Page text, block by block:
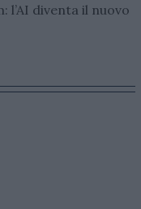
diventa il nuovo